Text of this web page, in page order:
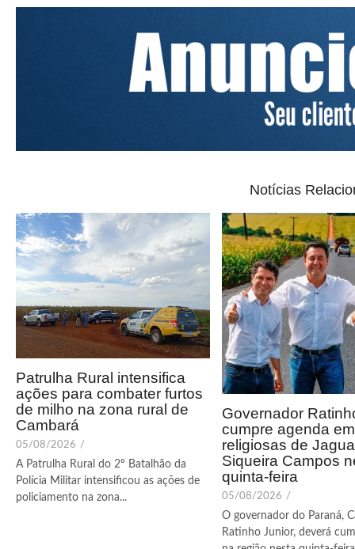
Notícias
Patrulha Rural intensifica
ações para combater furtos
de milho na zona rural de
Cambará
05/08/2026 /
A Patrulha Rural do 2º Batalhão da
Polícia Militar intensificou as ações de
policiamento na zona...
Governador
cumpre agenda
religiosas de
Siqueira Campos
quinta-feira
05/08/2026 /
O governador do Paraná,
Ratinho Junior, deverá